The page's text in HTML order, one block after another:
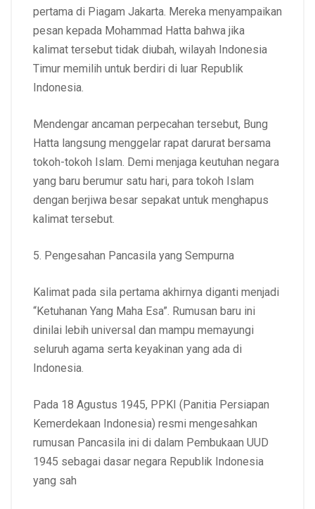
pertama di Piagam Jakarta. Mereka menyampaikan
pesan kepada Mohammad Hatta bahwa jika
kalimat tersebut tidak diubah, wilayah Indonesia
Timur memilih untuk berdiri di luar Republik
Indonesia.
Mendengar ancaman perpecahan tersebut, Bung
Hatta langsung menggelar rapat darurat bersama
tokoh-tokoh Islam. Demi menjaga keutuhan negara
yang baru berumur satu hari, para tokoh Islam
dengan berjiwa besar sepakat untuk menghapus
kalimat tersebut.
5. Pengesahan Pancasila yang Sempurna
Kalimat pada sila pertama akhirnya diganti menjadi
“Ketuhanan Yang Maha Esa”. Rumusan baru ini
dinilai lebih universal dan mampu memayungi
seluruh agama serta keyakinan yang ada di
Indonesia.
Pada 18 Agustus 1945, PPKI (Panitia Persiapan
Kemerdekaan Indonesia) resmi mengesahkan
rumusan Pancasila ini di dalam Pembukaan UUD
1945 sebagai dasar negara Republik Indonesia
yang sah